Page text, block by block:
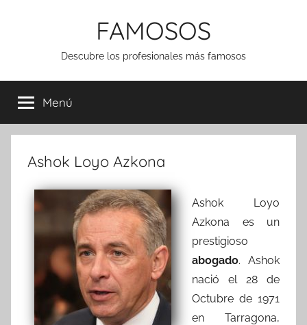
FAMOSOS
Descubre los profesionales más famosos
Menú
Ashok Loyo Azkona
Ashok Loyo
Azkona es un
prestigioso
abogado. Ashok
nació el 28 de
Octubre de 1971
en Tarragona,